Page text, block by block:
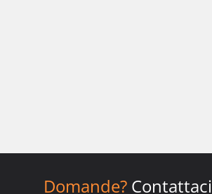
Domande? Contattaci